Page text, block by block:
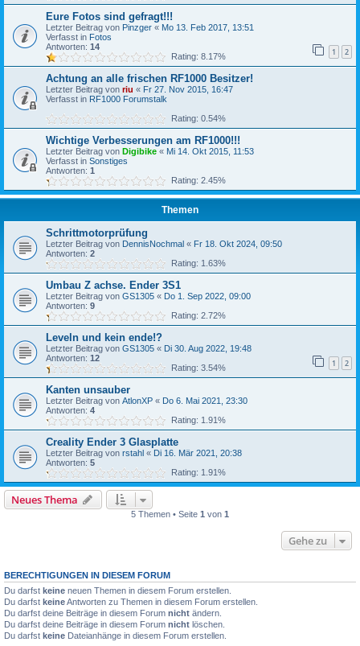
Eure Fotos sind gefragt!!!
Letzter Beitrag von Pinzger « Mo 13. Feb 2017, 13:51
Verfasst in Fotos
Antworten: 14 1 2
Rating: 8.17%
Achtung an alle frischen RF1000 Besitzer!
Letzter Beitrag von riu « Fr 27. Nov 2015, 16:47
Verfasst in RF1000 Forumstalk
Rating: 0.54%
Wichtige Verbesserungen am RF1000!!!
Letzter Beitrag von Digibike « Mi 14. Okt 2015, 11:53
Verfasst in Sonstiges
Antworten: 1
Rating: 2.45%
Themen
Schrittmotorprüfung
Letzter Beitrag von DennisNochmal « Fr 18. Okt 2024, 09:50
Antworten: 2
Rating: 1.63%
Umbau Z achse. Ender 3S1
Letzter Beitrag von GS1305 « Do 1. Sep 2022, 09:00
Antworten: 9
Rating: 2.72%
Leveln und kein ende!?
Letzter Beitrag von GS1305 « Di 30. Aug 2022, 19:48
Antworten: 12 1 2
Rating: 3.54%
Kanten unsauber
Letzter Beitrag von AtlonXP « Do 6. Mai 2021, 23:30
Antworten: 4
Rating: 1.91%
Creality Ender 3 Glasplatte
Letzter Beitrag von rstahl « Di 16. Mär 2021, 20:38
Antworten: 5
Rating: 1.91%
Neues Thema
5 Themen • Seite 1 von 1
Gehe zu
BERECHTIGUNGEN IN DIESEM FORUM
Du darfst keine neuen Themen in diesem Forum erstellen.
Du darfst keineAntworten zu Themen in diesem Forum erstellen.
Du darfst deine Beiträge in diesem Forum nicht ändern.
Du darfst deine Beiträge in diesem Forum nicht löschen.
Du darfst keine Dateianhänge in diesem Forum erstellen.